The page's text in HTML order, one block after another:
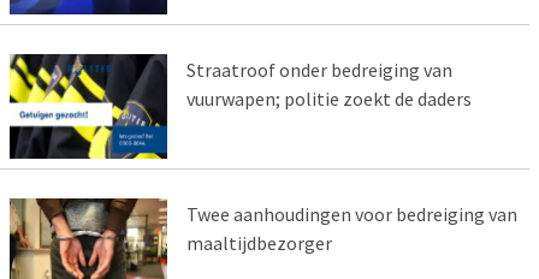
Straatroof onder bedreiging van
vuurwapen; politie zoekt de daders
Twee aanhoudingen voor bedreiging van
maaltijdbezorger